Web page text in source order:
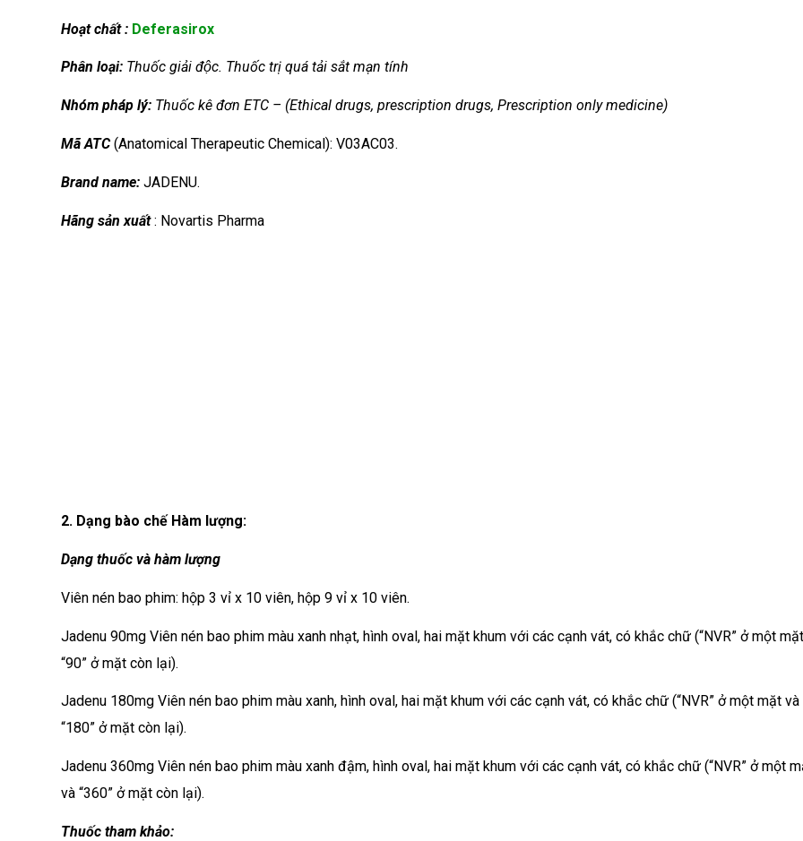
Hoạt chất : Deferasirox
Phân loại: Thuốc giải độc. Thuốc trị quá tải sắt mạn tính
Nhóm pháp lý: Thuốc kê đơn ETC – (Ethical drugs, prescription drugs, Prescription only medicine)
Mã ATC(Anatomical Therapeutic Chemical): V03AC03.
Brand name: JADENU.
Hãng sản xuất: Novartis Pharma
2. Dạng bào chế Hàm lượng:
Dạng thuốc và hàm lượng
Viên nén bao phim: hộp 3 vỉ x 10 viên, hộp 9 vỉ x 10 viên.
Jadenu 90mg Viên nén bao phim màu xanh nhạt, hình oval, hai mặt khum với các cạnh vát, có khắc chữ (“NVR” ở một
“90” ở mặt còn lại).
Jadenu 180mg Viên nén bao phim màu xanh, hình oval, hai mặt khum với các cạnh vát, có khắc chữ (“NVR” ở một mặt và
“180” ở mặt còn lại).
Jadenu 360mg Viên nén bao phim màu xanh đậm, hình oval, hai mặt khum với các cạnh vát, có khắc chữ (“NVR” ở một
và “360” ở mặt còn lại).
Thuốc tham khảo: